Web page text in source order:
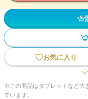
お気に入り
※この商品はタブレットなど大
ています。